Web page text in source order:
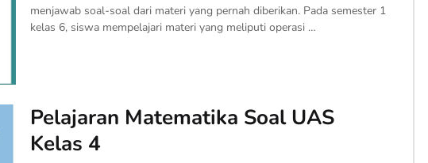
menjawab soal-soal dari materi yang pernah diberikan. Pada semester 1
kelas 6, siswa mempelajari materi yang meliputi operasi …
Pelajaran Matematika Soal UAS
Kelas 4